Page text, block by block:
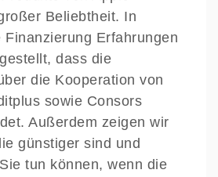
Beliebtheit. In
Finanzierung Erfahrungen
dass die
die Kooperation von
sowie Consors
Außerdem zeigen wir
günstiger sind und
tun können, wenn die